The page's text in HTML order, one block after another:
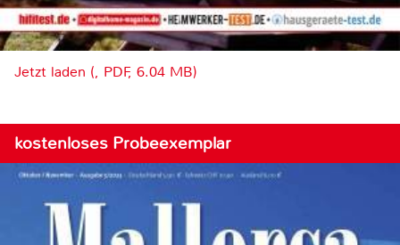
Jetzt laden (, PDF, 6.04 MB)
kostenloses Probeexemplar